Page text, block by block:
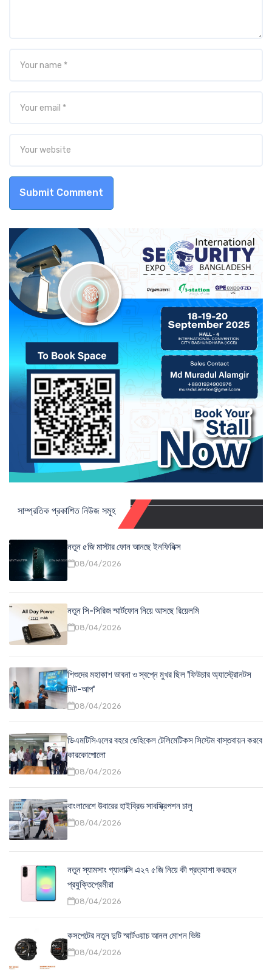
Submit Comment
সাম্প্রতিক প্রকাশিত নিউজ সমূহ
নতুন ৫জি মাস্টার ফোন আনছে ইনফিনিক্স
08/04/2026
নতুন সি-সিরিজ স্মার্টফোন নিয়ে আসছে রিয়েলমি
08/04/2026
শিশুদের মহাকাশ ভাবনা ও স্বপ্নে মুখর ছিল 'ফিউচার অ্যাস্ট্রোনটস
মিট-আপ'
08/04/2026
ডিএমটিসিএলের বহরে ভেহিকেল টেলিমেটিকস সিস্টেম বাস্তবায়ন করবে
কারকোপোলো
08/04/2026
বাংলাদেশে উবারের হাইব্রিড সাবস্ক্রিপশন চালু
08/04/2026
নতুন স্যামসাং গ্যালাক্সি এ২৭ ৫জি নিয়ে কী প্রত্যাশা করছেন
প্রযুক্তিপ্রেমীরা
08/04/2026
কসপেটের নতুন দুটি স্মার্টওয়াচ আনল মোশন ভিউ
08/04/2026